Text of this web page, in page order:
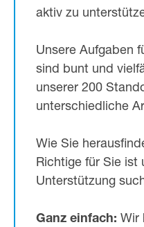
aktiv zu
Unsere Aufgaben
sind bunt und
unserer 200
unterschiedliche
Wie Sie
Richtige für Sie ist
Unterstützung
Ganz einfach: Wir